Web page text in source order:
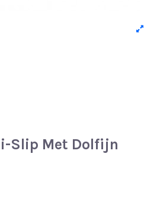
Slip Met Dolfijn